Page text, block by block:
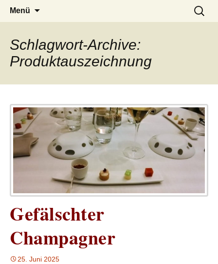
LUCKX
– das Magazin
Menü
Suchen
nach:
Schlagwort-Archive:
Produktauszeichnung
Gefälschter
Champagner
25. Juni 2025